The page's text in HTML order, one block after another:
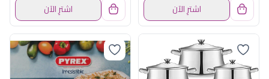
اشترِ الآن
اشترِ الآن